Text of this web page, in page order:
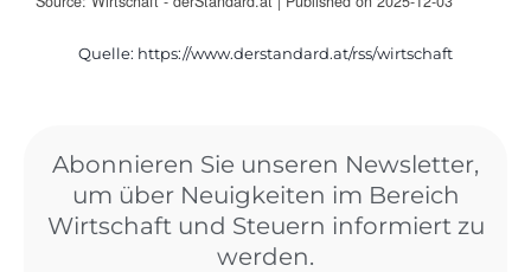
Quelle: https://www.derstandard.at/rss/wirtschaft
Abonnieren Sie unseren Newsletter,
um über Neuigkeiten im Bereich
Wirtschaft und Steuern informiert zu
werden.